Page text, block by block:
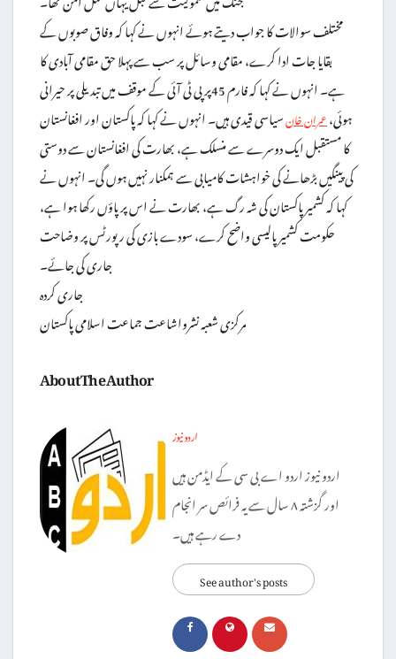
مختلف سوالات کا جواب دیتے ہوئے انہوں نے کہا کہ وفاق صوبوں کے
بقایا جات ادا کرے، مقامی وسائل پر سب سے پہلا حق مقامی آبادی کا
ہے۔ انہوں نے کہا کہ فارم 45پر پی ٹی آئی کے موقف میں تبدیلی پر حیرانی
ہوئی،عمران خانسیاسی قیدی ہیں۔ انہوں نے کہا کہ پاکستان اور افغانستان
کا مستقبل ایک دوسرے سے منسلک ہے، بھارت کی افغانستان سے دوستی
کی پینگیں بڑھانے کی خواہشات کامیابی سے ہمکنار نہیں ہوں گی۔ انہوں نے
کہا کہ کشمیر پاکستان کی شہ رگ ہے، بھارت نے اس پر پاؤں رکھا ہوا ہے،
حکومت کشمیر پالیسی واضح کرے، سودے بازی کی رپورٹس پر وضاحت
جاری کی جائے۔
جاری کردہ
مرکزی شعبہ نشرواشاعت جماعت اسلامی پاکستان
About The Author
اردو نیوز
اردو نیوز اردو اے بی سی کے ایڈمن ہیں
اور گزشتہ ۸ سال سے یہ فرائص سر انجام
دے رہے ہیں۔
See author's posts